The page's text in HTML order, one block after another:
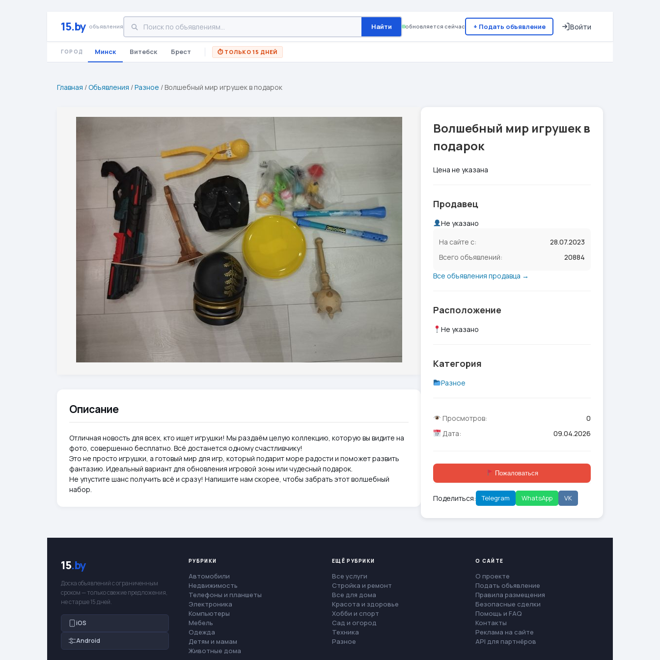
15.by объявления Найти обновляется сейчас + Подать объявление Войти
ГОРОД Минск Витебск Брест ⏱ ТОЛЬКО 15 ДНЕЙ
Главная /Объявления /Разное / Волшебный мир игрушек в подарок
Описание
Отличная новость для всех, кто ищет игрушки! Мы раздаём целую коллекцию, которую вы видите на
фото, совершенно бесплатно. Всё достанется одному счастливчику!
Это не просто игрушки, а готовый мир для игр, который подарит море радости и поможет развить
фантазию. Идеальный вариант для обновления игровой зоны или чудесный подарок.
Не упустите шанс получить всё и сразу! Напишите нам скорее, чтобы забрать этот волшебный
набор.
Волшебный мир игрушек в
подарок
Цена не указана
Продавец
Не указано
На сайте с:
28.07.2023
Всего объявлений:
20884
Все объявления продавца →
Расположение
Не указано
Категория
Разное
Просмотров:
0
Дата:
09.04.2026
Пожаловаться
Поделиться: Telegram WhatsApp VK
15.by
Доска объявлений с ограниченным
сроком — только свежие предложения,
не старше 15 дней.
iOS
Android
РУБРИКИ
Автомобили
Недвижимость
Телефоны и планшеты
Электроника
Компьютеры
Мебель
Одежда
Детям и мамам
Животные дома
ЕЩЁ РУБРИКИ
Все услуги
Стройка и ремонт
Все для дома
Красота и здоровье
Хобби и спорт
Сад и огород
Техника
Разное
О САЙТЕ
О проекте
Подать объявление
Правила размещения
Безопасные сделки
Помощь и FAQ
Контакты
Реклама на сайте
API для партнёров